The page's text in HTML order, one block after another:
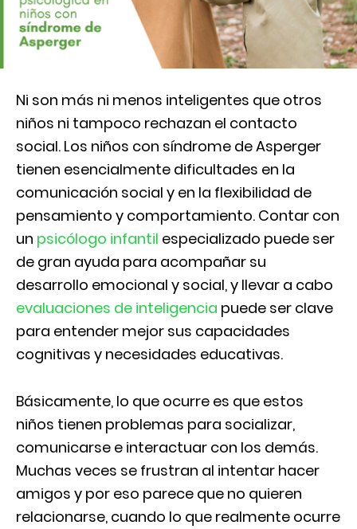
Ni son más ni menos inteligentes que otros
niños ni tampoco rechazan el contacto
social. Los niños con síndrome de Asperger
tienen esencialmente dificultades en la
comunicación social y en la flexibilidad de
pensamiento y comportamiento. Contar con
un psicólogo infantil especializado puede ser
de gran ayuda para acompañar su
desarrollo emocional y social, y llevar a cabo
evaluaciones de inteligencia puede ser clave
para entender mejor sus capacidades
cognitivas y necesidades educativas.
Básicamente, lo que ocurre es que estos
niños tienen problemas para socializar,
comunicarse e interactuar con los demás.
Muchas veces se frustran al intentar hacer
amigos y por eso parece que no quieren
relacionarse, cuando lo que realmente ocurre